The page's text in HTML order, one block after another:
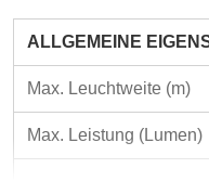
ALLGEMEINE
Max. Leuchtweite (m)
Max. Leistung (Lumen)